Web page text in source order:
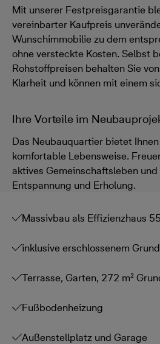
Mit unserer Festpreisgarantie
vereinbarter Kaufpreis
Wunschimmobilie zu dem
ohne versteckte Kosten. Selbst
Rohstoffpreisen behalten Sie
Klarheit und können mit einem
Ihre Vorteile im
Das Neubauquartier bietet
komfortable Lebensweise.
aktives Gemeinschaftsleben
Entspannung und Erholung.
Massivbau als Effizienzhaus 55
inklusive erschlossenem
Terrasse, Garten, 272 m²
Fußbodenheizung
Außenstellplatz und Garage